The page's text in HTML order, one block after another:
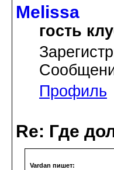
Melissa
гость
Профиль
Re: Где
Vardan пишет: